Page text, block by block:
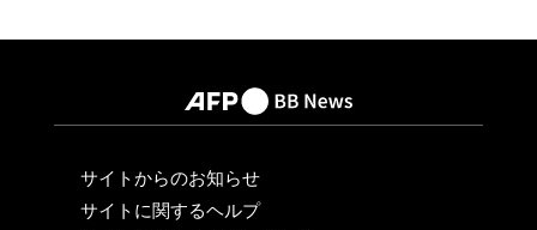
サイトからのお知らせ
サイトに関するヘルプ